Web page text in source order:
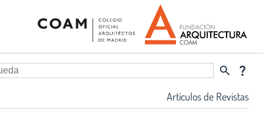
search question_mark
Artículos de Revistas